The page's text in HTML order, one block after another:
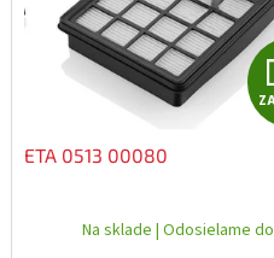
ETA 0513 00080
Na sklade | Odosielame